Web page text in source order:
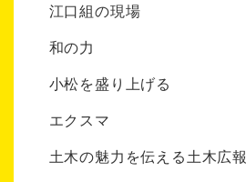
江口組の現場
和の力
小松を盛り上げる
エクスマ
土木の魅力を伝える土木広報